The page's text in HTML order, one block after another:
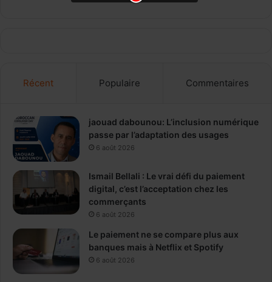
Récent Populaire Commentaires
jaouad dabounou: L’inclusion numérique
passe par l’adaptation des usages
6 août 2026
Ismail Bellali : Le vrai défi du paiement
digital, c’est l’acceptation chez les
commerçants
6 août 2026
Le paiement ne se compare plus aux
banques mais à Netflix et Spotify
6 août 2026